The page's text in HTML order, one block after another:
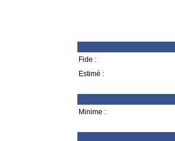
Fide :
Estimé :
Minime :